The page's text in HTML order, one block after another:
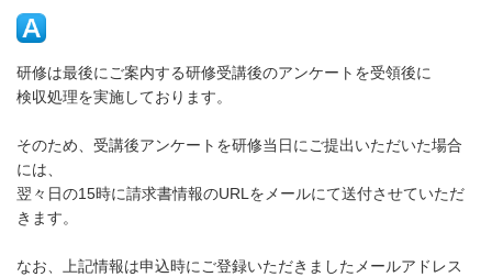
研修は最後にご案内する研修受講後のアンケートを受領後に
検収処理を実施しております。
そのため、受講後アンケートを研修当日にご提出いただいた場合
には、
翌々日の15時に請求書情報のURLをメールにて送付させていただ
きます。
なお、上記情報は申込時にご登録いただきましたメールアドレス